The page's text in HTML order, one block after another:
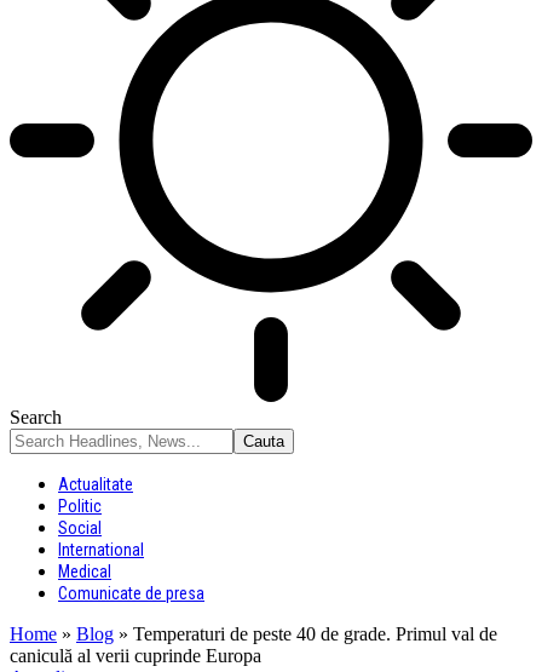
Search
Actualitate
Politic
Social
International
Medical
Comunicate de presa
Home » Blog » Temperaturi de peste 40 de grade. Primul val de
caniculă al verii cuprinde Europa